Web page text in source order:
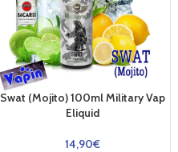
Swat (Mojito) 100ml Military Vap
Eliquid
14,90€